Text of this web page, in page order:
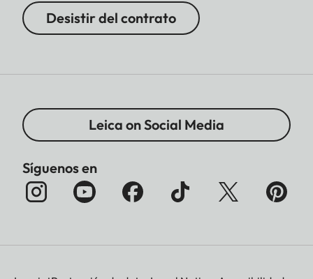
Desistir del contrato
Leica on Social Media
Síguenos en